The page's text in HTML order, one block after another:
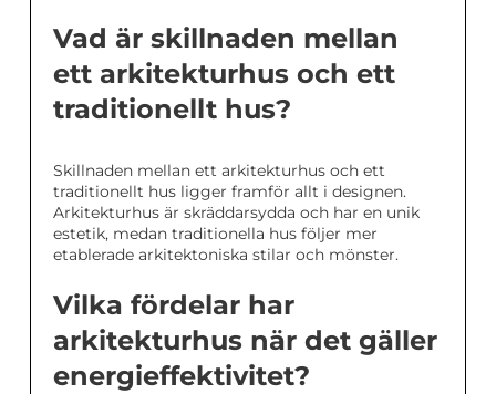
Vad är skillnaden mellan
ett arkitekturhus och ett
traditionellt hus?
Skillnaden mellan ett arkitekturhus och ett
traditionellt hus ligger framför allt i designen.
Arkitekturhus är skräddarsydda och har en unik
estetik, medan traditionella hus följer mer
etablerade arkitektoniska stilar och mönster.
Vilka fördelar har
arkitekturhus när det gäller
energieffektivitet?